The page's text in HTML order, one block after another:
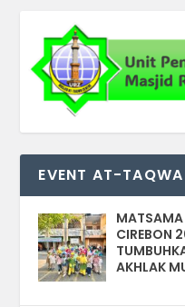
EVENT AT-TAQWA
CIREBON
AKHLAK